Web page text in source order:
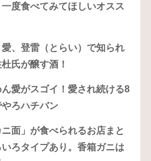
度食べてみてほしいオスス
愛、登雷（とらい）で知られ
氏が醸す酒！
愛がスゴイ！愛され続ける8
ろハチバン
面」が食べられるお店まと
ろタイプあり。香箱ガニは